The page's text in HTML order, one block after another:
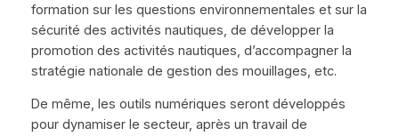
formation sur les questions environnementales et sur la
sécurité des activités nautiques, de développer la
promotion des activités nautiques, d’accompagner la
stratégie nationale de gestion des mouillages, etc.
De même, les outils numériques seront développés
pour dynamiser le secteur, après un travail de